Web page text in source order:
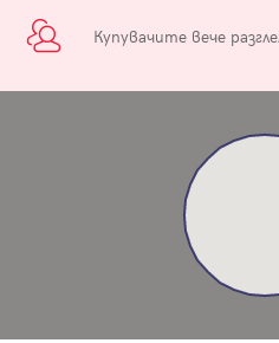
Купувачите вече